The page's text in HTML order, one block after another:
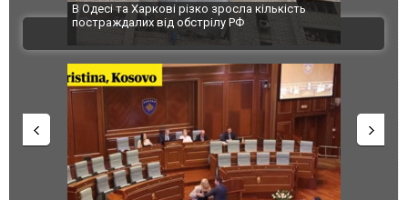
В Одесі та Харкові різко зросла кількість
постраждалих від обстрілу РФ
Ворог
двоє
після
ВІДЕО